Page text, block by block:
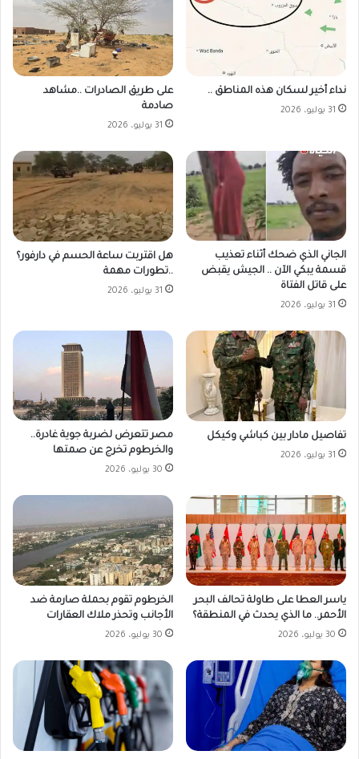
نداء أخير لسكان هذه المناطق ..
31 يوليو، 2026
على طريق الصادرات ..مشاهد
صادمة
31 يوليو، 2026
الجاني الذي ضحك أثناء تعذيب
قسمة يبكي الآن .. الجيش يقبض
على قاتل الفتاة
31 يوليو، 2026
هل اقتربت ساعة الحسم في دارفور؟
..تطورات مهمة
31 يوليو، 2026
تفاصيل مادار بين كباشي وكيكل
31 يوليو، 2026
مصر تتعرض لضربة جوية غادرة..
والخرطوم تخرج عن صمتها
30 يوليو، 2026
ياسر العطا على طاولة تحالف البحر
الأحمر.. ما الذي يحدث في المنطقة؟
30 يوليو، 2026
الخرطوم تقوم بحملة صارمة ضد
الأجانب وتحذر ملاك العقارات
30 يوليو، 2026